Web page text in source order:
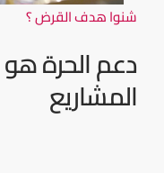
شنوا هدف القرض ؟
دعم الحرة
المشاريع